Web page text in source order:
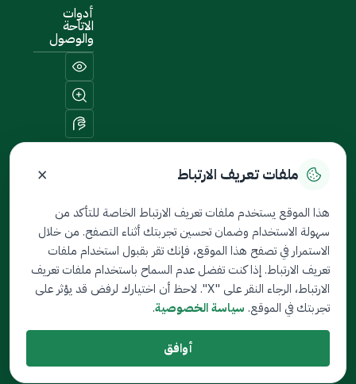
أدوات
الاتاحة
والوصول
خريطة الموقع
جميع الحقوق محفوظة لدى
ثمين © 2026
تم تطويره بواسطة هيئة السوق
المالية
تاريخ آخر تعديل: 04/1/2026
ملفات تعريف الارتباط ×
هذا الموقع يستخدم ملفات تعريف الارتباط الخاصة للتأكد من
سهولة الاستخدام وضمان تحسين تجربتك أثناء التصفح. من خلال
الاستمرار في تصفح هذا الموقع، فإنك تقر بقبول استخدام ملفات
تعريف الارتباط. إذا كنت تفضل عدم السماح باستخدام ملفات تعريف
الارتباط، الرجاء النقر على "X". لاحظ أن اختيارك لرفض قد يؤثر على
تجربتك في الموقع. سياسة الخصوصية.
أوافق